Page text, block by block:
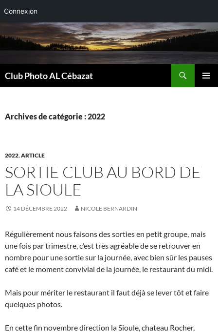
Connexion
au
contenu
Club Photo AL Cébazat
Archives de catégorie : 2022
2022,ARTICLE
SORTIE CLUB AU BORD DE
LA SIOULE
14 DÉCEMBRE 2022 NICOLE BERNARDIN
Régulièrement nous faisons des sorties en petit groupe, mais
une fois par trimestre, c’est très agréable de se retrouver en
nombre pour une sortie sur la journée, avec bien sûr les pauses
café et le moment convivial de la journée, le restaurant du midi.
Mais pour mériter le restaurant il faut déjà se lever tôt et faire
quelques photos.
En cette fin novembre direction la Sioule, chateau Rocher,